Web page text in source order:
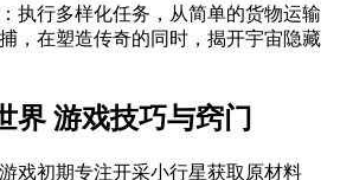
：执行多样化任务，从简单的货物运输
，在塑造传奇的同时，揭开宇宙隐藏
界 游戏技巧与窍门
游戏初期专注开采小行星获取原材料